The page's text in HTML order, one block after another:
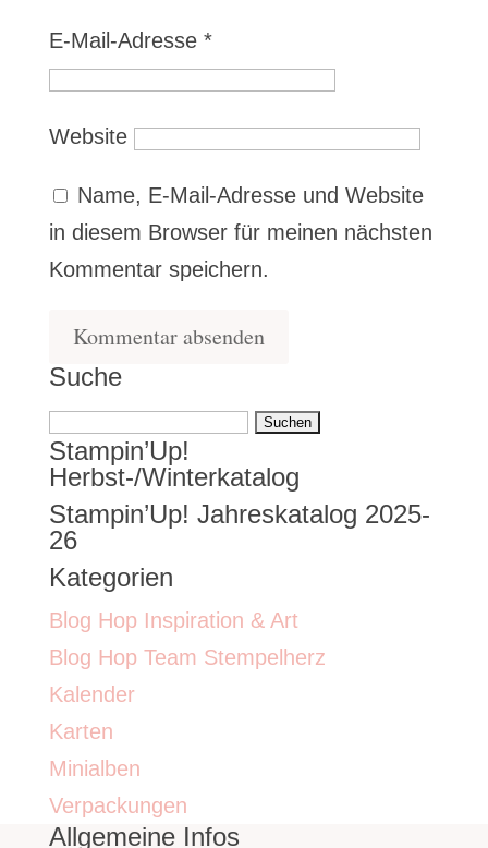
E-Mail-Adresse *
Website
Name, E-Mail-Adresse und Website
in diesem Browser für meinen nächsten
Kommentar speichern.
Suche
Suchen
nach:
Stampin’Up!
Herbst-/Winterkatalog
Stampin’Up! Jahreskatalog 2025-
26
Kategorien
Blog Hop Inspiration & Art
Blog Hop Team Stempelherz
Kalender
Karten
Minialben
Verpackungen
Allgemeine Infos